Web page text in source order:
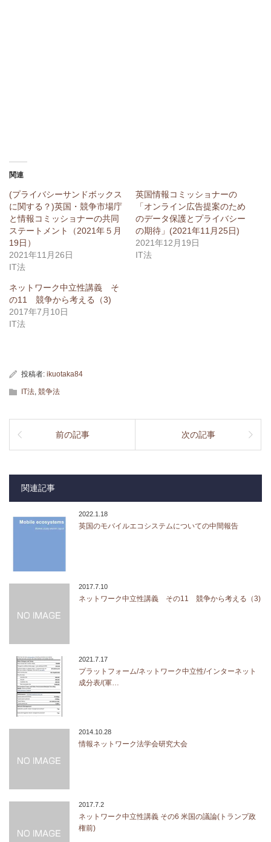
関連
(プライバシーサンドボックス
に関する？)英国・競争市場庁
と情報コミッショナーの共同
ステートメント（2021年５月
19日）
2021年11月26日
IT法
英国情報コミッショナーの
「オンライン広告提案のため
のデータ保護とプライバシー
の期待」(2021年11月25日)
2021年12月19日
IT法
ネットワーク中立性講義 そ
の11 競争から考える（3)
2017年7月10日
IT法
投稿者: ikuotaka84
IT法, 競争法
前の記事 次の記事
関連記事
2022.1.18
英国のモバイルエコシステムについての中間報告
2017.7.10
ネットワーク中立性講義 その11 競争から考える（3)
2021.7.17
プラットフォーム/ネットワーク中立性/インターネット
成分表/(軍…
2014.10.28
情報ネットワーク法学会研究大会
2017.7.2
ネットワーク中立性講義 その6 米国の議論(トランプ政
権前)